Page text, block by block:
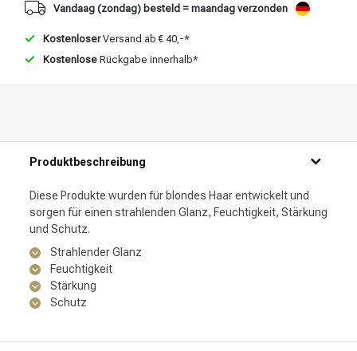
Vandaag (zondag) besteld = maandag verzonden
KostenloserVersand ab € 40,-*
Kostenlose Rückgabe innerhalb*
Produktbeschreibung
Diese Produkte wurden für blondes Haar entwickelt und
sorgen für einen strahlenden Glanz, Feuchtigkeit, Stärkung
und Schutz.
Strahlender Glanz
Feuchtigkeit
Stärkung
Schutz